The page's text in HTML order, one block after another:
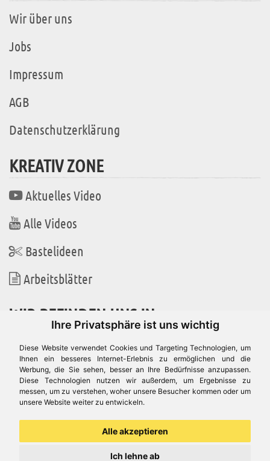
Ihre Privatsphäre ist uns wichtig
Diese Website verwendet Cookies und Targeting Technologien, um
Ihnen ein besseres Internet-Erlebnis zu ermöglichen und die
Werbung, die Sie sehen, besser an Ihre Bedürfnisse anzupassen.
Diese Technologien nutzen wir außerdem, um Ergebnisse zu
messen, um zu verstehen, woher unsere Besucher kommen oder um
unsere Website weiter zu entwickeln.
Alle akzeptieren
Ich lehne ab
Wir über uns
Jobs
Impressum
AGB
Datenschutzerklärung
KREATIV ZONE
Aktuelles Video
Alle Videos
Bastelideen
Arbeitsblätter
WIR BEFINDEN UNS IN
Es gibt uns auch in